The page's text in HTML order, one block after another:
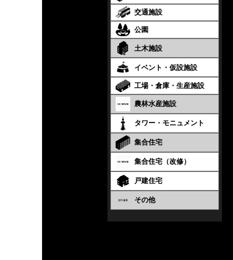
交通施設
公園
土木施設
イベント・仮設施設
工場・倉庫・生産施設
農林水産施設
タワー・モニュメント
集合住宅
集合住宅（改修）
戸建住宅
その他